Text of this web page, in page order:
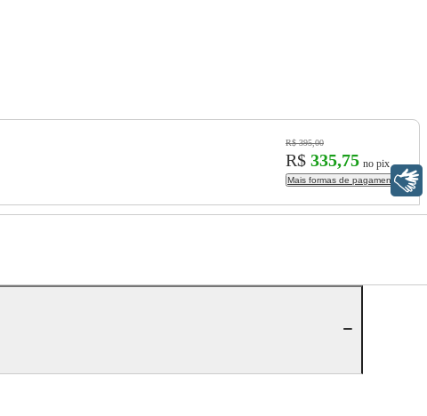
R$ 395,00
R$ 335,75 no pix
Mais formas de pagamento
Libras